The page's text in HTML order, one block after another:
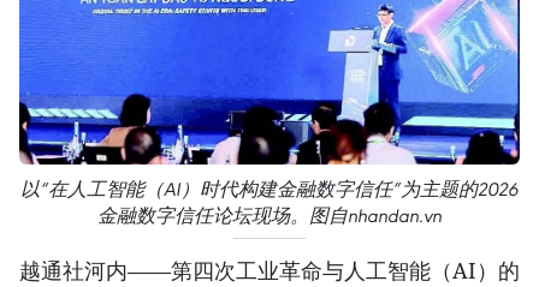
以“在人工智能（AI）时代构建金融数字信任”为主题的2026
金融数字信任论坛现场。图自nhandan.vn
越通社河内——第四次工业革命与人工智能（AI）的